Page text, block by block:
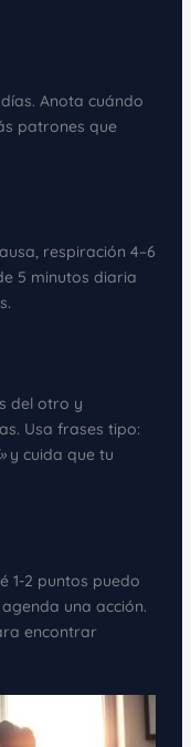
Anota cuándo
patrones que
respiración 4–6
5 minutos diaria
del otro y
Usa frases tipo:
y cuida que tu
1-2 puntos puedo
una acción.
encontrar